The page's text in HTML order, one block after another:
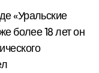
«Уральские
более 18 лет он